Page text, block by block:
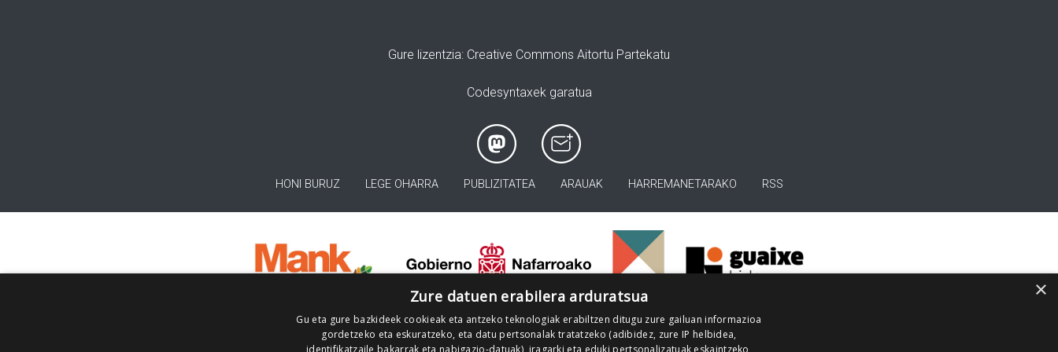
Gure lizentzia: Creative Commons Aitortu Partekatu
Codesyntaxek garatua
HONI BURUZ LEGE OHARRA PUBLIZITATEA ARAUAK HARREMANETARAKO RSS
×
Zure datuen erabilera arduratsua
Gu eta gure bazkideek cookieak eta antzeko teknologiak erabiltzen ditugu zure gailuan informazioa
gordetzeko eta eskuratzeko, eta datu pertsonalak tratatzeko (adibidez, zure IP helbidea,
identifikatzaile bakarrak eta nabigazio-datuak), iragarki eta eduki pertsonalizatuak eskaintzeko,